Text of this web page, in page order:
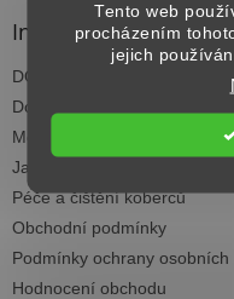
Tento web
procházením
jejich
Informace pro vás
DOPRAVA NAD 2.500,- KČ
Dodací termíny
Možnosti platby
Jak vybrat koberec do každé
Péče a čištění koberců
Obchodní podmínky
Podmínky ochrany osobních
Hodnocení obchodu